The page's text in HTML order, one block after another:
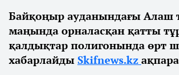
Байқоңыр ауданындағы Алаш
маңында орналасқан қатты
қалдықтар полигонында өрт
хабарлайды Skifnews.kz